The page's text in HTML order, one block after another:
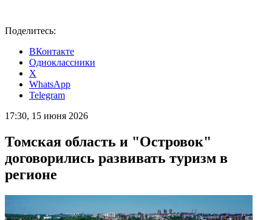
Поделитесь:
ВКонтакте
Одноклассники
X
WhatsApp
Telegram
17:30, 15 июня 2026
Томская область и "Островок"
договорились развивать туризм в
регионе